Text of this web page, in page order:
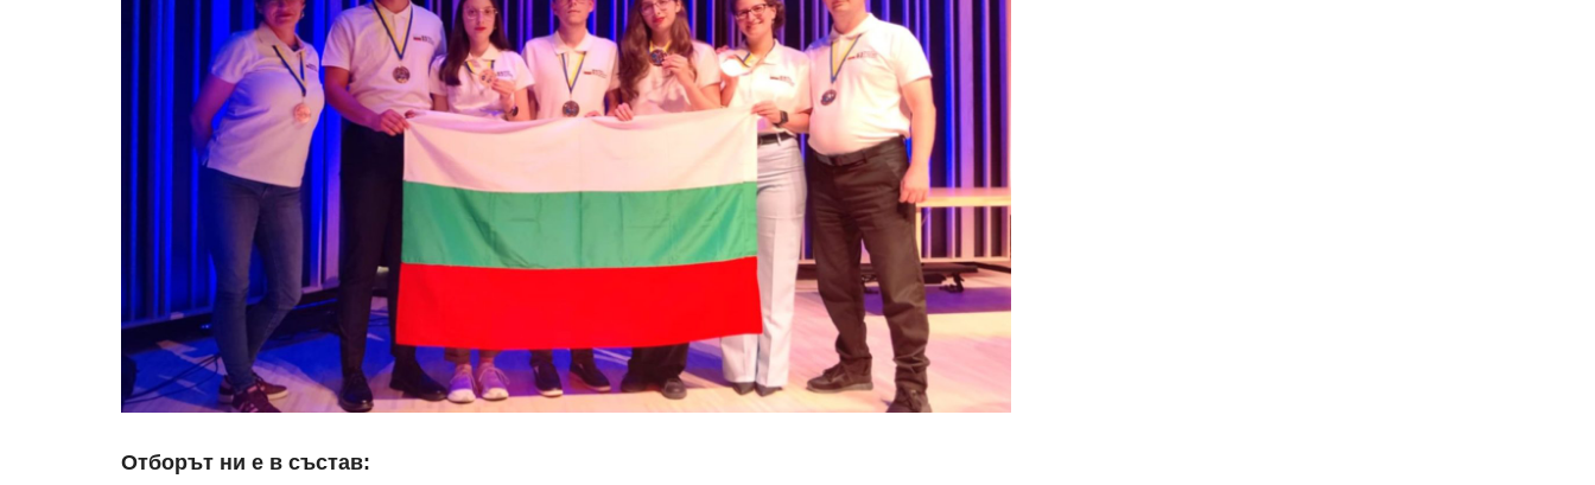
Отборът ни е в състав: